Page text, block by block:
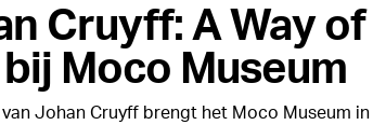
Cruyff: A Way of
Moco Museum
Johan Cruyff brengt het Moco Museum in